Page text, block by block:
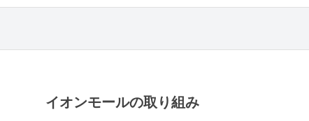
イオンモールの取り組み